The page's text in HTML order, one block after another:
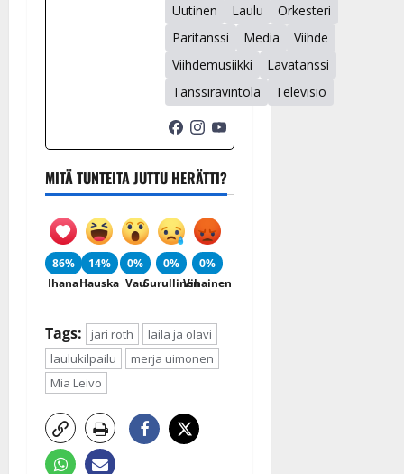
Uutinen
Laulu
Orkesteri
Paritanssi
Media
Viihde
Viihdemusiikki
Lavatanssi
Tanssiravintola
Televisio
MITÄ TUNTEITA JUTTU HERÄTTI?
86%
Ihana
14%
Hauska
0%
Vau
0%
Surullinen
0%
Vihainen
Tags: jari roth
laila ja olavi
laulukilpailu
merja uimonen
Mia Leivo